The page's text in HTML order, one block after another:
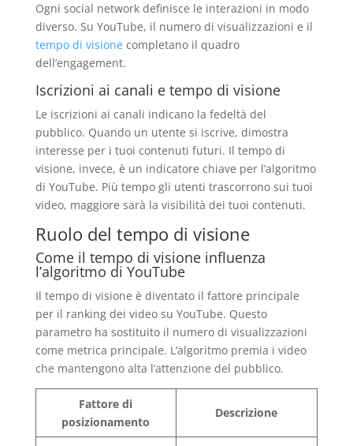
Ogni social network definisce le interazioni in modo
diverso. Su YouTube, il numero di visualizzazioni e il
tempo di visionecompletano il quadro
dell’engagement.
Iscrizioni ai canali e tempo di visione
Le iscrizioni ai canali indicano la fedeltà del
pubblico. Quando un utente si iscrive, dimostra
interesse per i tuoi contenuti futuri. Il tempo di
visione, invece, è un indicatore chiave per l’algoritmo
di YouTube. Più tempo gli utenti trascorrono sui tuoi
video, maggiore sarà la visibilità dei tuoi contenuti.
Ruolo del tempo di visione
Come il tempo di visione influenza
l’algoritmo di YouTube
Il tempo di visione è diventato il fattore principale
per il ranking dei video su YouTube. Questo
parametro ha sostituito il numero di visualizzazioni
come metrica principale. L’algoritmo premia i video
che mantengono alta l’attenzione del pubblico.
Fattore di
posizionamento
Descrizione